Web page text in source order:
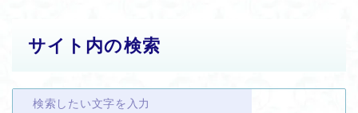
サイト内の検索